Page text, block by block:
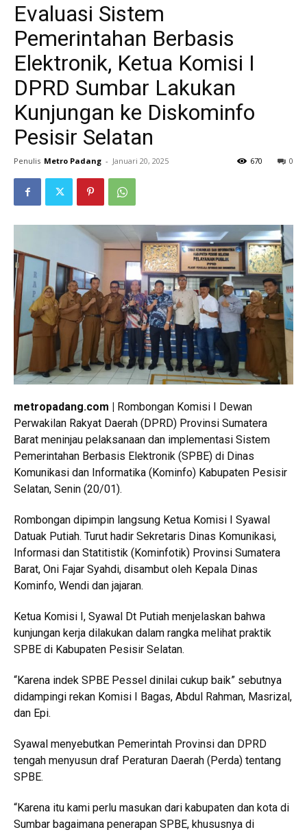
Evaluasi Sistem
Pemerintahan Berbasis
Elektronik, Ketua Komisi I
DPRD Sumbar Lakukan
Kunjungan ke Diskominfo
Pesisir Selatan
Penulis Metro Padang - Januari 20, 2025 0
670
metropadang.com |
Rombongan Komisi I Dewan
Perwakilan Rakyat Daerah (DPRD) Provinsi Sumatera
Barat meninjau pelaksanaan dan implementasi Sistem
Pemerintahan Berbasis Elektronik (SPBE) di Dinas
Komunikasi dan Informatika (Kominfo) Kabupaten Pesisir
Selatan, Senin (20/01).
Rombongan dipimpin langsung Ketua Komisi I Syawal
Datuak Putiah. Turut hadir Sekretaris Dinas Komunikasi,
Informasi dan Statitistik (Kominfotik) Provinsi Sumatera
Barat, Oni Fajar Syahdi, disambut oleh Kepala Dinas
Kominfo, Wendi dan jajaran.
Ketua Komisi I, Syawal Dt Putiah menjelaskan bahwa
kunjungan kerja dilakukan dalam rangka melihat praktik
SPBE di Kabupaten Pesisir Selatan.
“Karena indek SPBE Pessel dinilai cukup baik” sebutnya
didampingi rekan Komisi I Bagas, Abdul Rahman, Masrizal,
dan Epi.
Syawal menyebutkan Pemerintah Provinsi dan DPRD
tengah menyusun draf Peraturan Daerah (Perda) tentang
SPBE.
“Karena itu kami perlu masukan dari kabupaten dan kota di
Sumbar bagaimana penerapan SPBE, khususnya di